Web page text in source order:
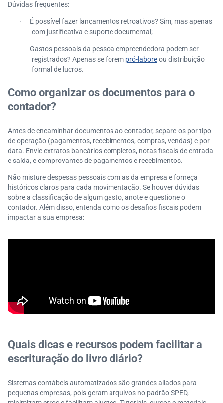
Dúvidas frequentes:
·
É possível fazer lançamentos retroativos? Sim, mas apenas
com justificativa e suporte documental;
·
Gastos pessoais da pessoa empreendedora podem ser
registrados? Apenas se forem pró-laboreou distribuição
formal de lucros.
Como organizar os documentos para o
contador?
Antes de encaminhar documentos ao contador, separe-os por tipo
de operação (pagamentos, recebimentos, compras, vendas) e por
data. Envie extratos bancários completos, notas fiscais de entrada
e saída, e comprovantes de pagamentos e recebimentos.
Não misture despesas pessoais com as da empresa e forneça
históricos claros para cada movimentação. Se houver dúvidas
sobre a classificação de algum gasto, anote e questione o
contador. Além disso, entenda como os desafios fiscais podem
impactar a sua empresa:
Quais dicas e recursos podem facilitar a
escrituração do livro diário?
Sistemas contábeis automatizados são grandes aliados para
pequenas empresas, pois geram arquivos no padrão SPED,